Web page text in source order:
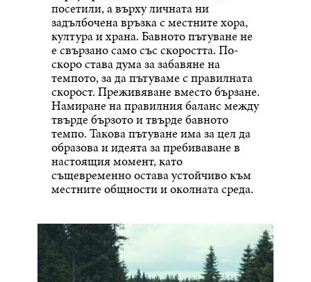
посетили, а върху личната ни
задълбочена връзка с местните хора,
култура и храна. Бавното пътуване не
е свързано само със скоростта. По-
скоро става дума за забавяне на
темпото, за да пътуваме с правилната
скорост. Преживяване вместо бързане.
Намиране на правилния баланс между
твърде бързото и твърде бавното
темпо. Такова пътуване има за цел да
образова и идеята за пребиваване в
настоящия момент, като
същевременно остава устойчиво към
местните общности и околната среда.